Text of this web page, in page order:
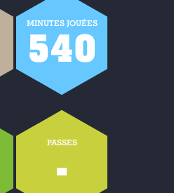
MINUTES JOUÉES
540
PASSES
-